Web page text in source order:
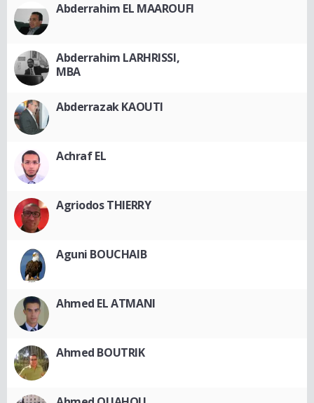
Abderrahim EL MAAROUFI
Abderrahim LARHRISSI,
MBA
Abderrazak KAOUTI
Achraf EL
Agriodos THIERRY
Aguni BOUCHAIB
Ahmed EL ATMANI
Ahmed BOUTRIK